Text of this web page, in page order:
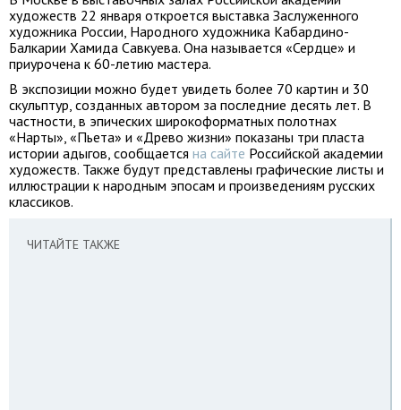
художеств 22 января откроется выставка Заслуженного
художника России, Народного художника Кабардино-
Балкарии Хамида Савкуева. Она называется «Сердце» и
приурочена к 60-летию мастера.
В экспозиции можно будет увидеть более 70 картин и 30
скульптур, созданных автором за последние десять лет. В
частности, в эпических широкоформатных полотнах
«Нарты», «Пьета» и «Древо жизни» показаны три пласта
истории адыгов, сообщается на сайте Российской академии
художеств. Также будут представлены графические листы и
иллюстрации к народным эпосам и произведениям русских
классиков.
ЧИТАЙТЕ ТАКЖЕ